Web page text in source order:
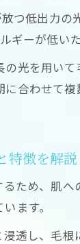
つ低出力
ギーが低い
光を用い
合わせて
特徴を解説
ため、肌
ます。
透し、毛